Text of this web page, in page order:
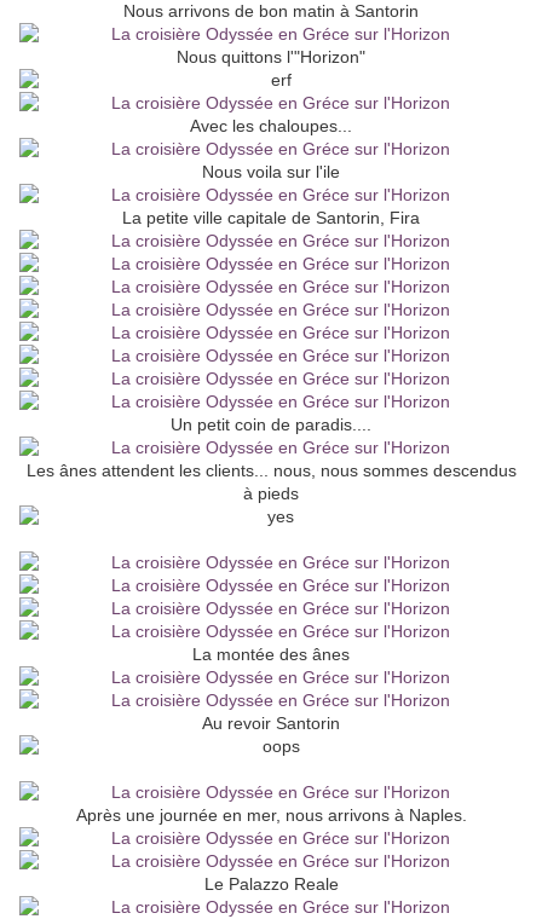
Nous arrivons de bon matin à Santorin
Nous quittons l'"Horizon"
Avec les chaloupes...
Nous voila sur l'ile
La petite ville capitale de Santorin, Fira
Un petit coin de paradis....
Les ânes attendent les clients... nous, nous sommes descendus
à pieds
La montée des ânes
Au revoir Santorin
Après une journée en mer, nous arrivons à Naples.
Le Palazzo Reale